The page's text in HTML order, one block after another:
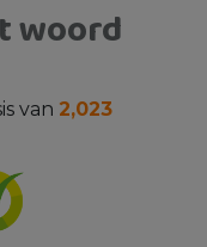
woord
van 2,023